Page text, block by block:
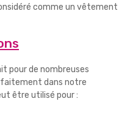
comme un vêtement
pour de nombreuses
dans notre
être utilisé pour :